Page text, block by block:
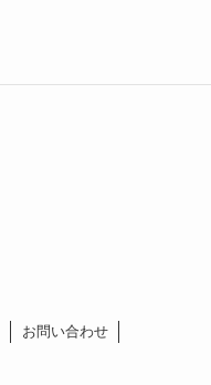
お問い合わせ